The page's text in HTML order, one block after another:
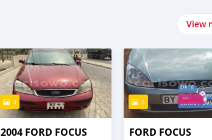
View
3
2004 FORD FOCUS
5
FORD FOCUS